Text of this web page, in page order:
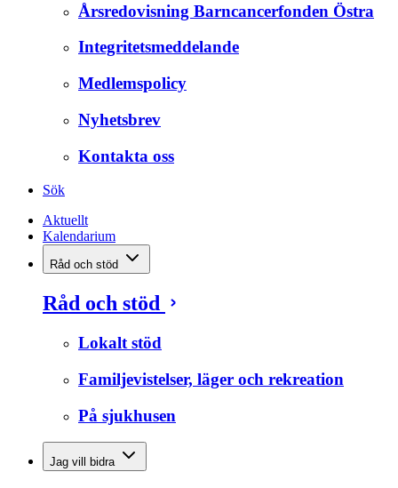
Årsredovisning Barncancerfonden Östra
Integritetsmeddelande
Medlemspolicy
Nyhetsbrev
Kontakta oss
Sök
Aktuellt
Kalendarium
Råd och stöd
Råd och stöd
Lokalt stöd
Familjevistelser, läger och rekreation
På sjukhusen
Jag vill bidra